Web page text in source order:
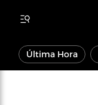
Última Hora